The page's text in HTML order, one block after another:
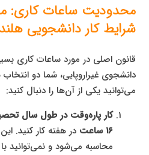
محدودیت ساعات کاری:
شرایط کار دانشجویی هلند
قانون اصلی در مورد ساعات کاری
دانشجوی غیراروپایی، شما دو انتخاب
می‌توانید یکی از آن‌ها را دنبال کنید:
کار پاره‌وقت در طول سال
۱۶ ساعت
در هفته کار کنید.
محاسبه می‌شود و نمی‌توانید